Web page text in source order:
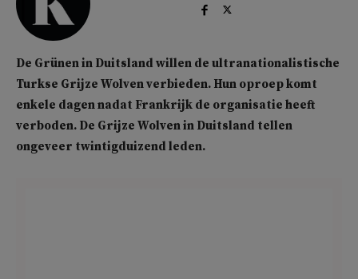
De Grünen in Duitsland willen de ultranationalistische
Turkse Grijze Wolven verbieden. Hun oproep komt
enkele dagen nadat Frankrijk de organisatie heeft
verboden. De Grijze Wolven in Duitsland tellen
ongeveer twintigduizend leden.